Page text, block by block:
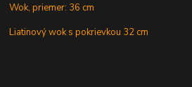
Wok, priemer: 36 cm
Liatinový wok s pokrievkou 32 cm